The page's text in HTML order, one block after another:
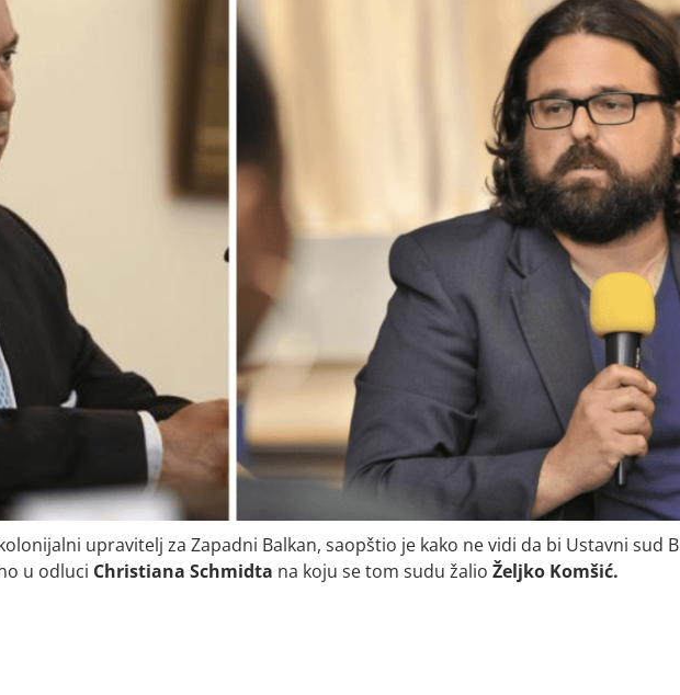
upravitelj za Zapadni Balkan, saopštio je kako ne vidi da bi Ustavni sud
u odluci Christiana Schmidta na koju se tom sudu žalio Željko Komšić.